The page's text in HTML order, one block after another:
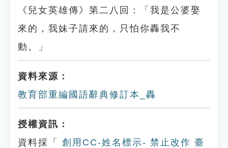
《兒女英雄傳》第二八回：「我是公婆娶
來的，我妹子請來的，只怕你轟我不
動。」
資料來源：
教育部重編國語辭典修訂本_轟
授權資訊：
資料採「
創用CC-姓名標示- 禁止改作 臺